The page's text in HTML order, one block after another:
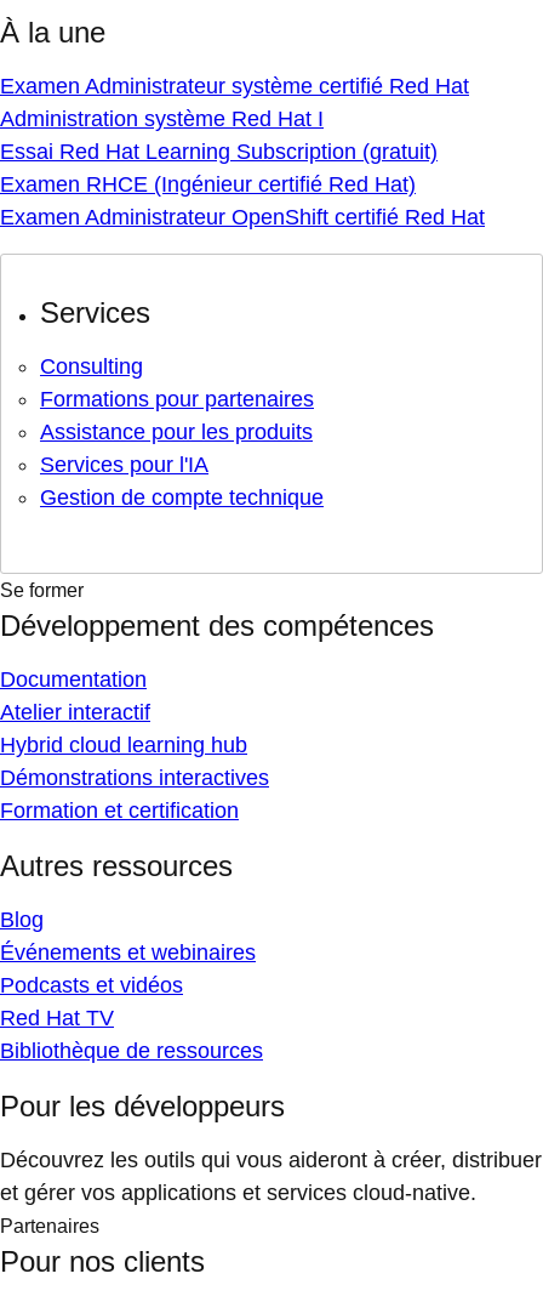
À la une
Examen Administrateur système certifié Red Hat
Administration système Red Hat I
Essai Red Hat Learning Subscription (gratuit)
Examen RHCE (Ingénieur certifié Red Hat)
Examen Administrateur OpenShift certifié Red Hat
Services
Consulting
Formations pour partenaires
Assistance pour les produits
Services pour l'IA
Gestion de compte technique
Se former
Développement des compétences
Documentation
Atelier interactif
Hybrid cloud learning hub
Démonstrations interactives
Formation et certification
Autres ressources
Blog
Événements et webinaires
Podcasts et vidéos
Red Hat TV
Bibliothèque de ressources
Pour les développeurs
Découvrez les outils qui vous aideront à créer, distribuer
et gérer vos applications et services cloud-native.
Partenaires
Pour nos clients